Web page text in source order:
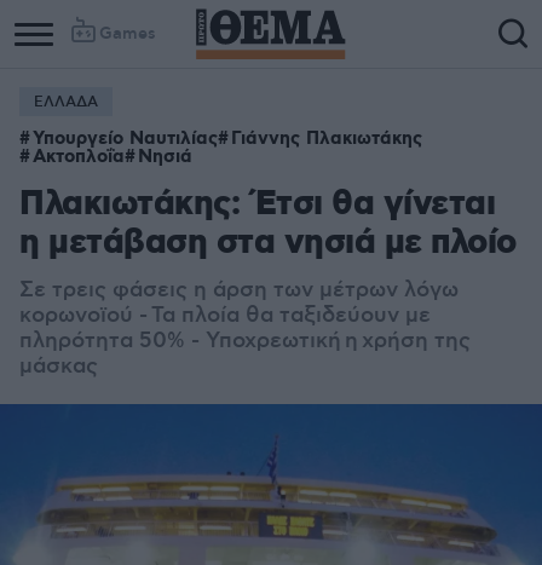
Games
ΕΛΛΑΔΑ
Υπουργείο Ναυτιλίας Γιάννης Πλακιωτάκης
Ακτοπλοΐα Νησιά
Πλακιωτάκης: Έτσι θα γίνεται
η μετάβαση στα νησιά με πλοίο
Σε τρεις φάσεις η άρση των μέτρων λόγω
κορωνοϊού - Τα πλοία θα ταξιδεύουν με
πληρότητα 50% - Υποχρεωτική η χρήση της
μάσκας